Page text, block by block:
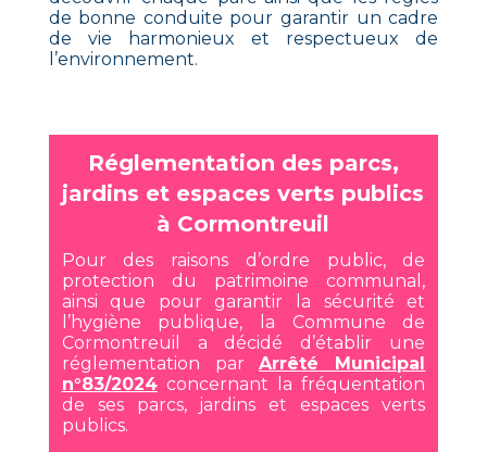
de bonne conduite pour garantir un cadre
de vie harmonieux et respectueux de
l’environnement.
Réglementation des parcs,
jardins et espaces verts publics
à Cormontreuil
Pour des raisons d’ordre public, de
protection du patrimoine communal,
ainsi que pour garantir la sécurité et
l’hygiène publique, la Commune de
Cormontreuil a décidé d’établir une
réglementation parArrêté Municipal
n°83/2024concernant la fréquentation
de ses parcs, jardins et espaces verts
publics.